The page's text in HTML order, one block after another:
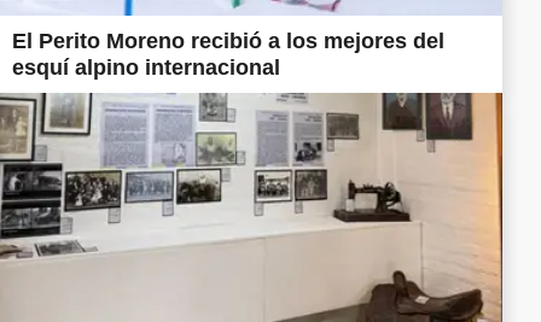
El Perito Moreno recibió a los mejores del
esquí alpino internacional